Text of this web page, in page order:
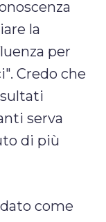
la
per
Credo che
serva
di più
come